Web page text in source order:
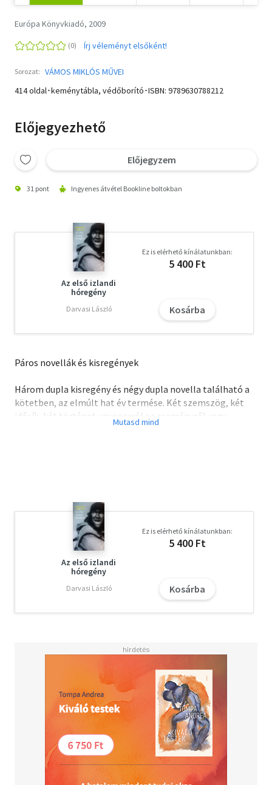
Európa Könyvkiadó, 2009
Írj véleményt elsőként!
Sorozat: VÁMOS MIKLÓS MŰVEI
414 oldal･keménytábla, védőborító･ISBN: 9789630788212
Előjegyezhető
Előjegyzem
31 pont Ingyenes átvétel Bookline boltokban
Az első izlandi
hóregény
Darvasi László
Ez is elérhető kínálatunkban:
5 400 Ft
Kosárba
Páros novellák és kisregények
Három dupla kisregény és négy dupla novella található a
kötetben, az elmúlt hat év termése. Két szemszög, két
idősík, két történet ugyanarról az eseményről vagy
jelenségről, két vallomás, két főszereplő, ilyesmik.
visszája, ahogyan a nő és a férfi.
Az első izlandi
hóregény
Darvasi László
Ez is elérhető kínálatunkban:
5 400 Ft
Kosárba